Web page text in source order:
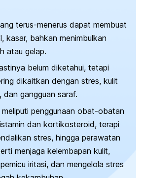
terus-menerus dapat membuat
kasar, bahkan menimbulkan
atau gelap.
belum diketahui, tetapi
dikaitkan dengan stres, kulit
dan gangguan saraf.
penggunaan obat-obatan
dan kortikosteroid, terapi
stres, hingga perawatan
menjaga kelembapan kulit,
iritasi, dan mengelola stres